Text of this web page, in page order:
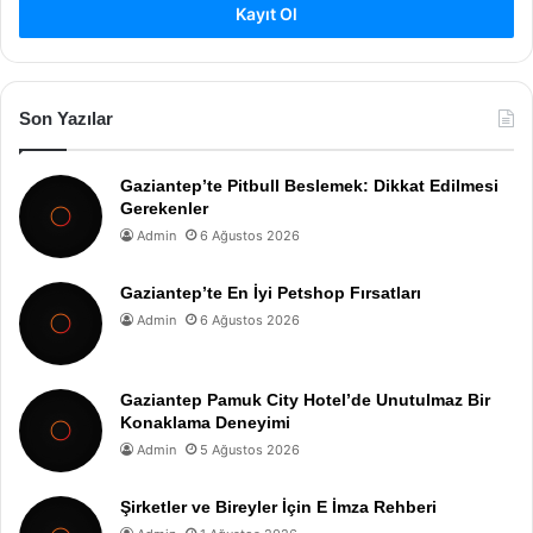
Kayıt Ol
Son Yazılar
Gaziantep’te Pitbull Beslemek: Dikkat Edilmesi
Gerekenler
Admin 6 Ağustos 2026
Gaziantep’te En İyi Petshop Fırsatları
Admin 6 Ağustos 2026
Gaziantep Pamuk City Hotel’de Unutulmaz Bir
Konaklama Deneyimi
Admin 5 Ağustos 2026
Şirketler ve Bireyler İçin E İmza Rehberi